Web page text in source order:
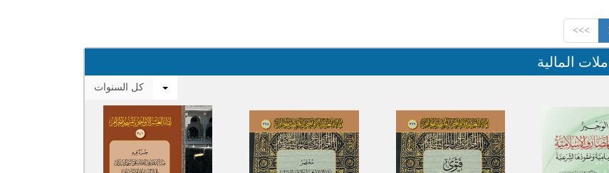
>>>
المالية
toggle dropdown